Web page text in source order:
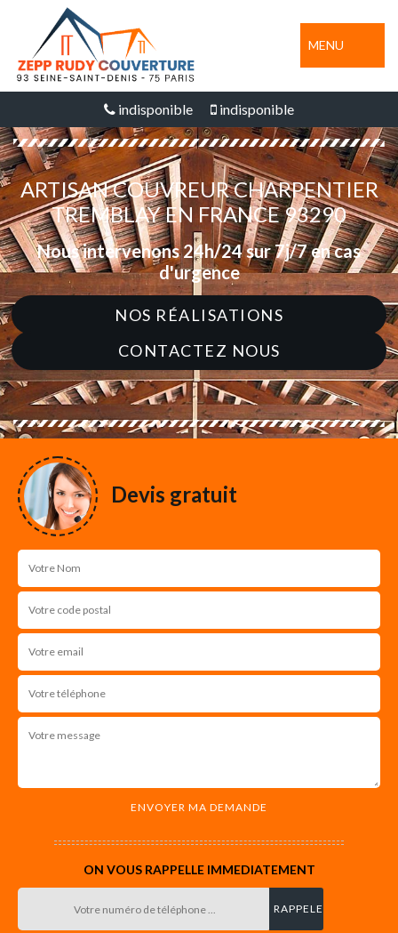
MENU
indisponible indisponible
ARTISAN COUVREUR CHARPENTIER
TREMBLAY EN FRANCE 93290
Nous intervenons 24h/24 sur 7j/7 en cas
d'urgence
NOS RÉALISATIONS
CONTACTEZ NOUS
Devis gratuit
ON VOUS RAPPELLE IMMEDIATEMENT